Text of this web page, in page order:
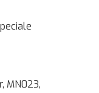
, MN023,